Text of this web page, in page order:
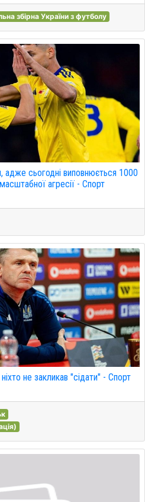
збірна України з футболу
адже сьогодні виповнюється 1000
агресії - Спорт
не закликав "сідати" - Спорт